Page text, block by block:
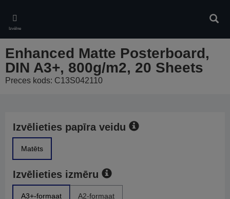
main
content
Izvēlne
Enhanced Matte Posterboard,
DIN A3+, 800g/m2, 20 Sheets
Preces kods: C13S042110
Izvēlieties papīra veidu
Matēts
Izvēlieties izmēru
A3+-formaat A2-formaat